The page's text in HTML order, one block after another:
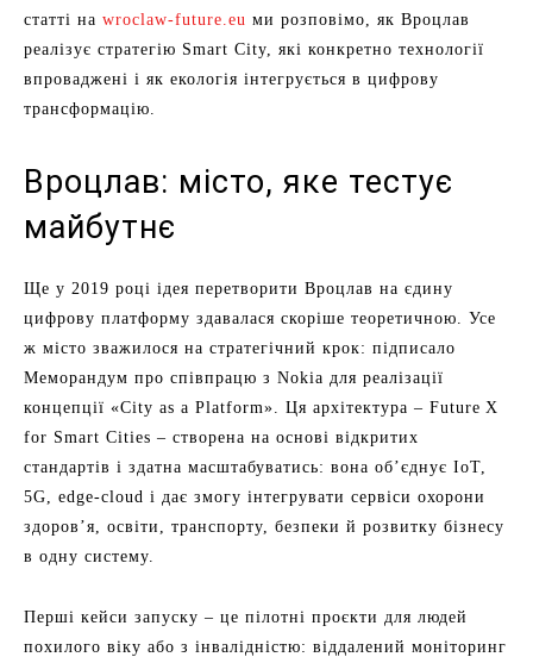
статті на wroclaw-future.eu ми розповімо, як Вроцлав
реалізує стратегію Smart City, які конкретно технології
впроваджені і як екологія інтегрується в цифрову
трансформацію.
Вроцлав: місто, яке тестує
майбутнє
Ще у 2019 році ідея перетворити Вроцлав на єдину
цифрову платформу здавалася скоріше теоретичною. Усе
ж місто зважилося на стратегічний крок: підписало
Меморандум про співпрацю з Nokia для реалізації
концепції «City as a Platform». Ця архітектура – Future X
for Smart Cities – створена на основі відкритих
стандартів і здатна масштабуватись: вона об’єднує IoT,
5G, edge-cloud і дає змогу інтегрувати сервіси охорони
здоров’я, освіти, транспорту, безпеки й розвитку бізнесу
в одну систему.
Перші кейси запуску – це пілотні проєкти для людей
похилого віку або з інвалідністю: віддалений моніторинг